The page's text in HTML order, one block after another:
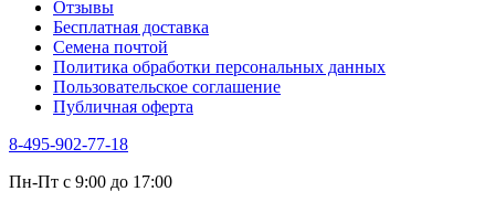
Цикорий салатный (Витлуф)
Черемша
Шпинат
Щавель
Эндивий
Эстрагон
Алтей
Бессмертник
Отзывы
Бесплатная доставка
Семена почтой
Политика обработки персональных данных
Пользовательское соглашение
Публичная оферта
8-495-902-77-18
Пн-Пт с 9:00 до 17:00